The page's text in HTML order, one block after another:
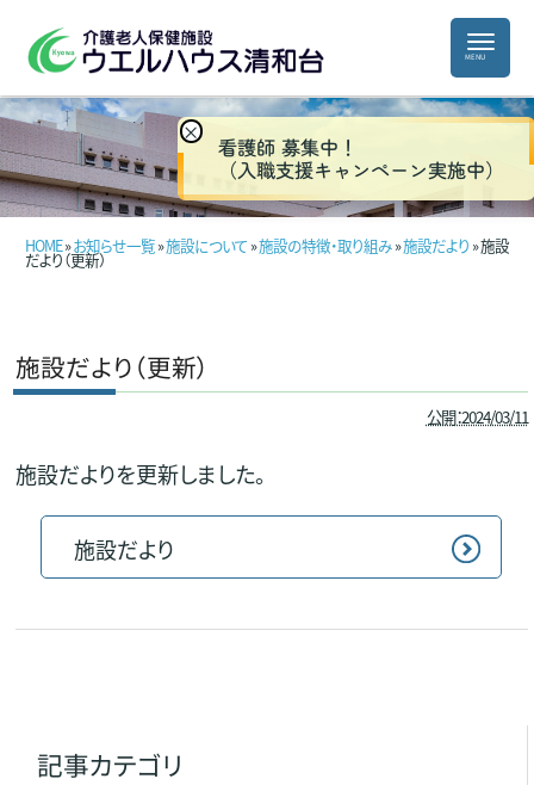
HOME»お知らせ一覧»施設について »施設の特徴・取り組み»施設だより » 施設
だより（更新）
施設だより（更新）
公開：2024/03/11
施設だよりを更新しました。
施設だより
記事カテゴリ
×
看護師 募集中！
（入職支援キャンペーン実施中）